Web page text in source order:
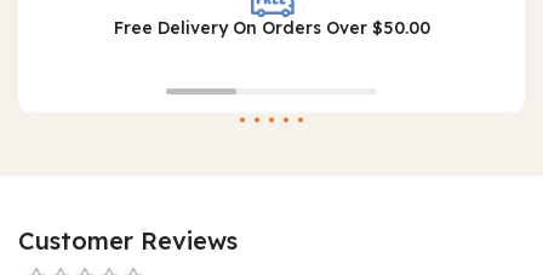
Free Delivery On Orders Over $50.00
Customer Reviews